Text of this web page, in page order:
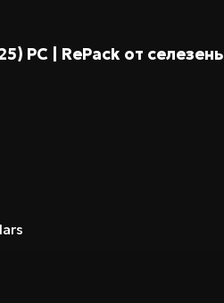
PC | RePack от селезень